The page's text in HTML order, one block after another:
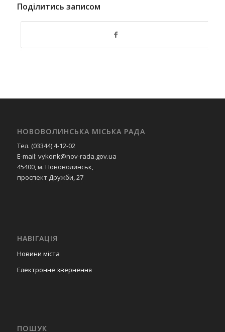
Поділитись записом
НОВОВОЛИНСЬКА МІСЬКА РАДА
Тел. (03344) 4-12-02
E-mail: vykonk@nov-rada.gov.ua
45400, м. Нововолинськ,
проспект Дружби, 27
НАВІГАЦІЯ
Новини міста
Електронне звернення
ПОШУК